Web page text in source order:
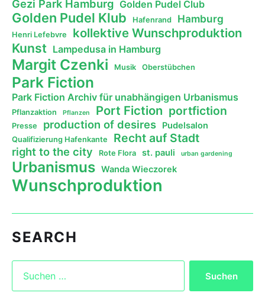
Gezi Park Hamburg Golden Pudel Club
Golden Pudel Klub Hafenrand Hamburg
Henri Lefebvre kollektive Wunschproduktion
Kunst Lampedusa in Hamburg
Margit Czenki Musik Oberstübchen
Park Fiction
Park Fiction Archiv für unabhängigen Urbanismus
Pflanzaktion Pflanzen Port Fiction portfiction
Presse production of desires Pudelsalon
Qualifizierung Hafenkante Recht auf Stadt
right to the city Rote Flora st. pauli urban gardening
Urbanismus Wanda Wieczorek
Wunschproduktion
SEARCH